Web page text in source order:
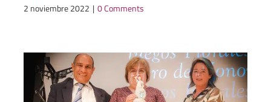
2 noviembre 2022 | 0 Comments